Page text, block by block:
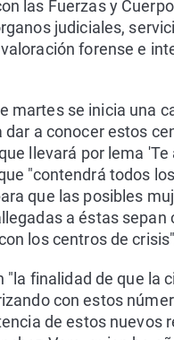
las Fuerzas y
judiciales,
forense e
martes se inicia una
dar a conocer estos
llevará por lema 'Te
"contendrá todos
que las posibles
a éstas sepan
los centros de
"la finalidad de que la
con estos
de estos nuevos